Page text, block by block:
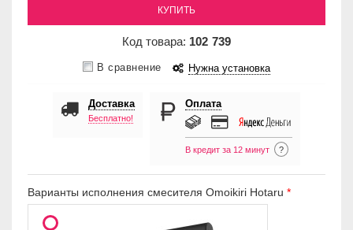
КУПИТЬ
Код товара: 102 739
В сравнение Нужна установка
Доставка
Бесплатно!
Оплата
В кредит за 12 минут ?
Варианты исполнения смесителя Omoikiri Hotaru